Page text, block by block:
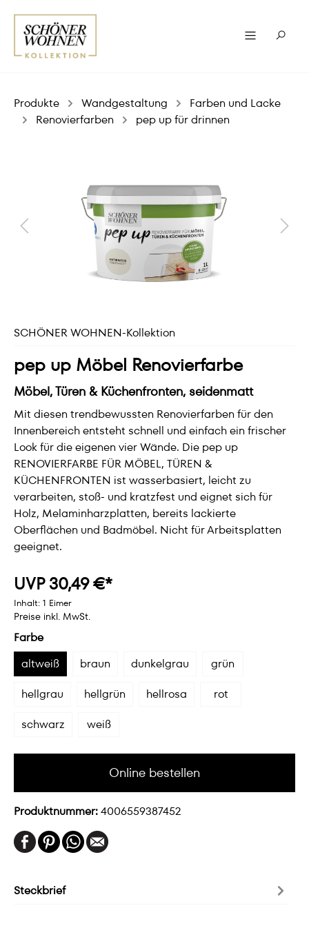
Produkte Wandgestaltung
Farben und Lacke
Renovierfarben
pep up für drinnen
SCHÖNER WOHNEN-Kollektion
pep up Möbel Renovierfarbe
Möbel, Türen & Küchenfronten, seidenmatt
Mit diesen trendbewussten Renovierfarben für den
Innenbereich entsteht schnell und einfach ein frischer
Look für die eigenen vier Wände. Die pep up
RENOVIERFARBE FÜR MÖBEL, TÜREN &
KÜCHENFRONTEN ist wasserbasiert, leicht zu
verarbeiten, stoß- und kratzfest und eignet sich für
Holz, Melaminharzplatten, bereits lackierte
Oberflächen und Badmöbel. Nicht für Arbeitsplatten
geeignet.
UVP 30,49 €*
Inhalt: 1 Eimer
Preise inkl. MwSt.
Farbe
altweiß
braun dunkelgrau
grün
hellgrau
hellgrün hellrosa
rot
schwarz
weiß
Online bestellen
Produktnummer:4006559387452
Steckbrief